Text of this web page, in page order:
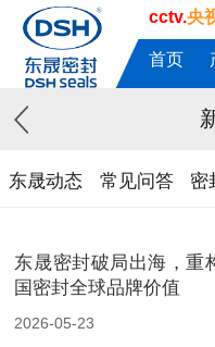
cctv.央
首页
东晟动态 常见问答 密
东晟密封破局出海，重
国密封全球品牌价值
2026-05-23